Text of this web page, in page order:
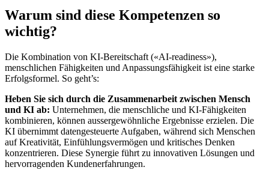
Warum sind diese Kompetenzen so
wichtig?
Die Kombination von KI-Bereitschaft («AI-readiness»),
menschlichen Fähigkeiten und Anpassungsfähigkeit ist eine starke
Erfolgsformel. So geht’s:
Heben Sie sich durch die Zusammenarbeit zwischen Mensch
und KI ab: Unternehmen, die menschliche und KI-Fähigkeiten
kombinieren, können aussergewöhnliche Ergebnisse erzielen. Die
KI übernimmt datengesteuerte Aufgaben, während sich Menschen
auf Kreativität, Einfühlungsvermögen und kritisches Denken
konzentrieren. Diese Synergie führt zu innovativen Lösungen und
hervorragenden Kundenerfahrungen.